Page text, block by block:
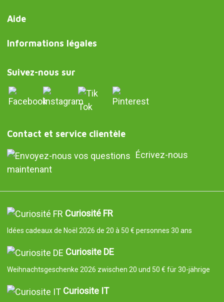
Aide
Informations légales
Suivez-nous sur
Contact et service clientèle
Écrivez-nous
maintenant
Curiosité FR
Idées cadeaux de Noël 2026 de 20 à 50 € personnes 30 ans
Curiosite DE
Weihnachtsgeschenke 2026 zwischen 20 und 50 € für 30-jährige
Curiosite IT